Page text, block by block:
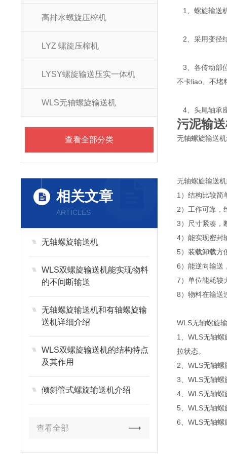
高排水螺旋压榨机
LYZ 螺旋压榨机
LYSY螺旋输送压实一体机
WLS无轴螺旋输送机
查看全部分类
相关文章
ARTICLES
无轴螺旋输送机
WLS双螺旋输送机能实现物料
的不间断输送
无轴螺旋输送机和有轴螺旋输
送机详细介绍
WLS双螺旋输送机的结构特点
及其作用
倾斜管式螺旋输送机介绍
查看全部
1、螺旋输送
2、采用变径
3、各传动部
不卡liao、不堵
4、头尾轴承
污泥输
无轴螺旋输送
无轴螺旋输送
1）结构比较简
2）工作可靠，
3）尺寸紧凑，
4）能实现密封
5）装载卸载方
6）能逆向输送
7）单位能耗较
8）物料在输送
WLS无轴螺旋
1、WLS无轴
拉状态。
2、WLS无轴
3、WLS无轴螺
4、WLS无轴螺
5、WLS无轴螺
6、WLS无轴螺